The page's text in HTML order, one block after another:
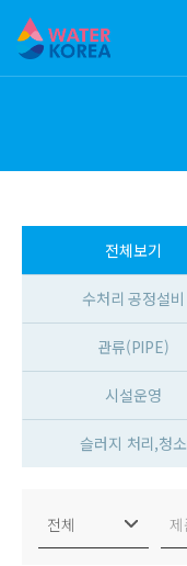
전체보기
수처리 공정설비
관류(PIPE)
시설운영
슬러지 처리,청소